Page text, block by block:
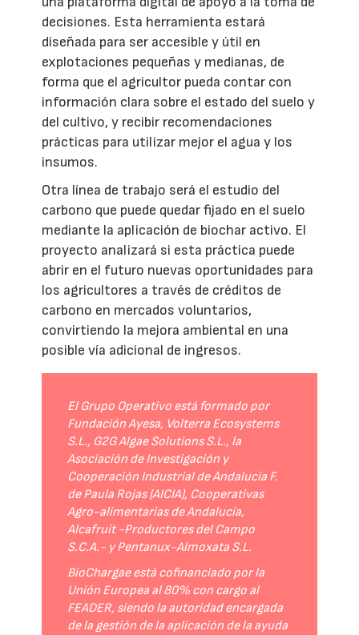
decisiones. Esta herramienta estará
diseñada para ser accesible y útil en
explotaciones pequeñas y medianas, de
forma que el agricultor pueda contar con
información clara sobre el estado del suelo y
del cultivo, y recibir recomendaciones
prácticas para utilizar mejor el agua y los
insumos.
Otra línea de trabajo será el estudio del
carbono que puede quedar fijado en el suelo
mediante la aplicación de biochar activo. El
proyecto analizará si esta práctica puede
abrir en el futuro nuevas oportunidades para
los agricultores a través de créditos de
carbono en mercados voluntarios,
convirtiendo la mejora ambiental en una
posible vía adicional de ingresos.
El Grupo Operativo está formado por
Fundación Ayesa, Volterra Ecosystems
S.L., G2G Algae Solutions S.L., la
Asociación de Investigación y
Cooperación Industrial de Andalucía F.
de Paula Rojas (AICIA), Cooperativas
Agro-alimentarias de Andalucía,
Alcafruit -Productores del Campo
S.C.A.- y Pentanux-Almoxata S.L.
BioChargae está cofinanciado por la
Unión Europea al 80% con cargo al
FEADER, siendo la autoridad encargada
de la gestión de la aplicación de la ayuda